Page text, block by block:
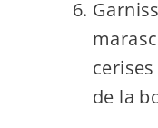
de la